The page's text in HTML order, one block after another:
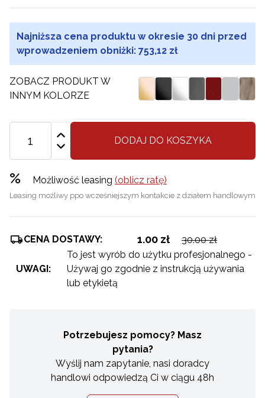
Najniższa cena produktu w okresie 30 dni przed
wprowadzeniem obniżki: 753,12 zł
ZOBACZ PRODUKT W
INNYM KOLORZE
DODAJ DO KOSZYKA
% Możliwość leasing (oblicz ratę)
Leasing możliwy ppo wcześniejszym kontakcie z działem handlowym
CENA DOSTAWY: 1.00 zł 30.00 zł
UWAGI:
To jest wyrób do użytku profesjonalnego -
Używaj go zgodnie z instrukcją używania
lub etykietą
Potrzebujesz pomocy? Masz
pytania?
Wyślij nam zapytanie, nasi doradcy
handlowi odpowiedzą Ci w ciągu 48h